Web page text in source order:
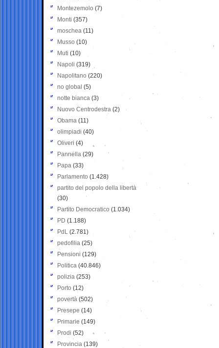
Montezemolo (7)
Monti (357)
moschea (11)
Musso (10)
Muti (10)
Napoli (319)
Napolitano (220)
no global (5)
notte bianca (3)
Nuovo Centrodestra (2)
Obama (11)
olimpiadi (40)
Oliveri (4)
Pannella (29)
Papa (33)
Parlamento (1.428)
partito del popolo della libertà
(30)
Partito Democratico (1.034)
PD (1.188)
PdL (2.781)
pedofilia (25)
Pensioni (129)
Politica (40.846)
polizia (253)
Porto (12)
povertà (502)
Presepe (14)
Primarie (149)
Prodi (52)
Provincia (139)